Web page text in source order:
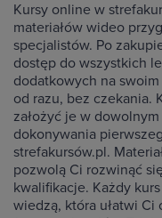
Kursy online w
materiałów wideo
specjalistów. Po
dostęp do wszystkich
dodatkowych na
od razu, bez czekania.
założyć je w
dokonywania
strefakursów.pl.
pozwolą Ci rozwinąć
kwalifikacje. Każdy
wiedzą, która ułatwi